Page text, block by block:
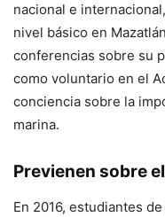
nacional e
nivel básico en
conferencias sobre su
como voluntario en el
conciencia sobre la
marina.
Previenen sobre
En 2016, estudiantes